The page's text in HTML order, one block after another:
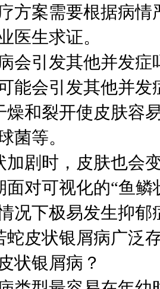
方案需要根据病
医生求证。
会引发其他并发症
能会引发其他并
燥和裂开使皮肤容
菌等。
加剧时，皮肤也会
面对可视化的“鱼
况下极易发生抑郁
蛇皮状银屑病广泛
状银屑病？